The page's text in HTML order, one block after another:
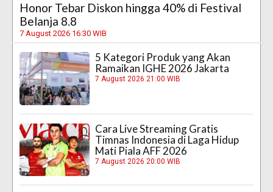
Honor Tebar Diskon hingga 40% di Festival
Belanja 8.8
7 August 2026 16:30 WIB
5 Kategori Produk yang Akan
Ramaikan IGHE 2026 Jakarta
7 August 2026 21:00 WIB
Cara Live Streaming Gratis
Timnas Indonesia di Laga Hidup
Mati Piala AFF 2026
7 August 2026 20:00 WIB